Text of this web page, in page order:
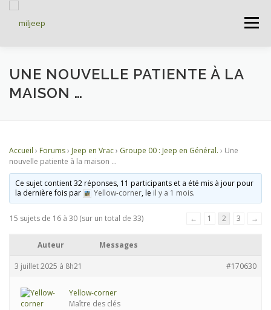
Menu
ACCUEIL ARTICLES PETITES ANNONCES
DOCUMENTATIONS
CONNEXION
UNE NOUVELLE PATIENTE À LA
MAISON …
Accueil › Forums› Jeep en Vrac› Groupe 00 : Jeep en Général. › Une
nouvelle patiente à la maison …
Ce sujet contient 32 réponses, 11 participants et a été mis à jour pour
la dernière fois par
Yellow-corner, le il y a 1 mois.
15 sujets de 16 à 30 (sur un total de 33) ← 1 2 3 →
Auteur Messages
3 juillet 2025 à 8h21 #170630
Yellow-corner
Maître des clés